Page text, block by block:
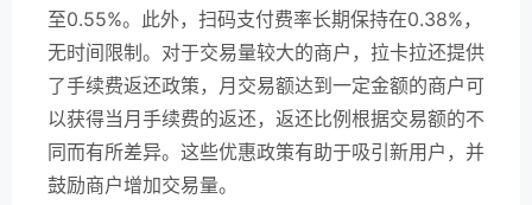
至0.55%。此外，扫码支付费率长期保持在0.38%，
无时间限制。对于交易量较大的商户，拉卡拉还提供
了手续费返还政策，月交易额达到一定金额的商户可
以获得当月手续费的返还，返还比例根据交易额的不
同而有所差异。这些优惠政策有助于吸引新用户，并
鼓励商户增加交易量。